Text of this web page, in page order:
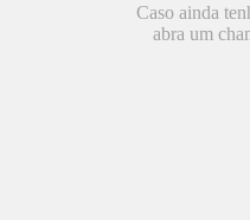
Caso ainda
abra um